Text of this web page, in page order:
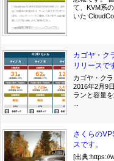
て、KVM系
いた
カゴヤ・ク
リリースで
カゴヤ・ク
2016年2月9
ランと容量
さくらの
スです。
[出典:https://